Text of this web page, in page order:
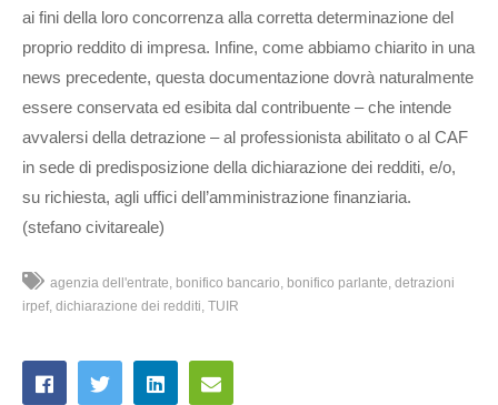
ai fini della loro concorrenza alla corretta determinazione del
proprio reddito di impresa. Infine, come abbiamo chiarito in una
news precedente, questa documentazione dovrà naturalmente
essere conservata ed esibita dal contribuente – che intende
avvalersi della detrazione – al professionista abilitato o al CAF
in sede di predisposizione della dichiarazione dei redditi, e/o,
su richiesta, agli uffici dell’amministrazione finanziaria.
(stefano civitareale)
agenzia dell'entrate bonifico bancario bonifico parlante detrazioni
irpef dichiarazione dei redditi TUIR